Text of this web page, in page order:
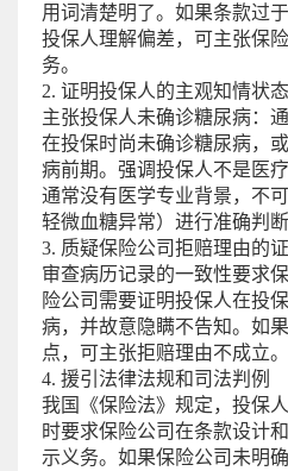
用词清楚明了。如果条款过
投保人理解偏差，可主张保
务。
2. 证明投保人的主观知情状态
主张投保人未确诊糖尿病：
在投保时尚未确诊糖尿病，
病前期。强调投保人不是医
通常没有医学专业背景，不
轻微血糖异常）进行准确判断
3. 质疑保险公司拒赔理由的
审查病历记录的一致性要求
险公司需要证明投保人在投
病，并故意隐瞒不告知。如
点，可主张拒赔理由不成立。
4. 援引法律法规和司法判例
我国《保险法》规定，投保
时要求保险公司在条款设计
示义务。如果保险公司未明